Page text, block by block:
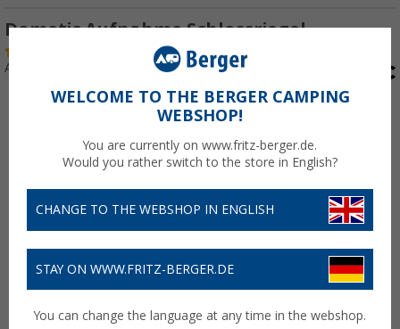
Dometic Aufnahme Schlossriegel
Art.-Nr.: 186508
WELCOME TO THE BERGER CAMPING
WEBSHOP!
You are currently on www.fritz-berger.de.
Would you rather switch to the store in English?
CHANGE TO THE WEBSHOP IN ENGLISH
STAY ON WWW.FRITZ-BERGER.DE
You can change the language at any time in the webshop.